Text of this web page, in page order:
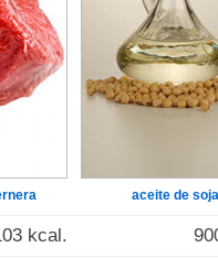
aceite de soja
kcal.